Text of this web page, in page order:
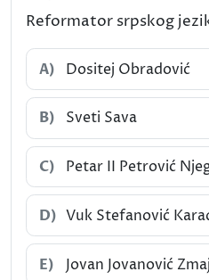
Reformator srpskog
A) Dositej Obradović
B) Sveti Sava
C) Petar II Petrović
D) Vuk Stefanović
E) Jovan Jovanović Zmaj